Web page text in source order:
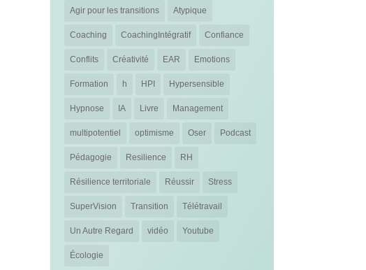
Agir pour les transitions Atypique
Coaching CoachingIntégratif Confiance
Conflits Créativité EAR Emotions
Formation h HPI Hypersensible
Hypnose IA Livre Management
multipotentiel optimisme Oser Podcast
Pédagogie Resilience RH
Résilience territoriale Réussir Stress
SuperVision Transition Télétravail
Un Autre Regard vidéo Youtube
Écologie